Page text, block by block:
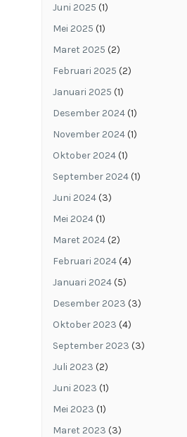
Juni 2025 (1)
Mei 2025 (1)
Maret 2025 (2)
Februari 2025 (2)
Januari 2025 (1)
Desember 2024(1)
November 2024(1)
Oktober 2024(1)
September 2024(1)
Juni 2024(3)
Mei 2024(1)
Maret 2024(2)
Februari 2024(4)
Januari 2024(5)
Desember 2023 (3)
Oktober 2023 (4)
September 2023 (3)
Juli 2023 (2)
Juni 2023 (1)
Mei 2023 (1)
Maret 2023 (3)